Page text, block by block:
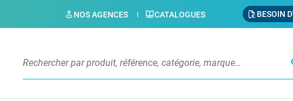
NOS AGENCES CATALOGUES BESOIN